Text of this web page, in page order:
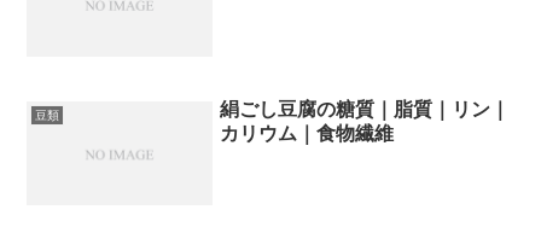
豆類
絹ごし豆腐の糖質｜脂質｜リン｜
カリウム｜食物繊維